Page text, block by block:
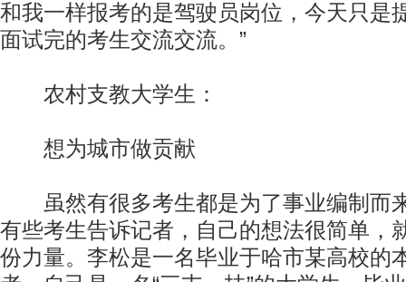
和我一样报考的是驾驶员岗位，今天只是
面试完的考生交流交流。”
农村支教大学生：
想为城市做贡献
虽然有很多考生都是为了事业编制而
有些考生告诉记者，自己的想法很简单，
份力量。李松是一名毕业于哈市某高校的